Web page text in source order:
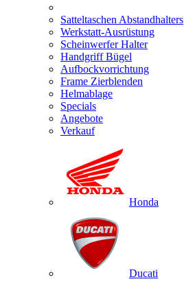
Satteltaschen Abstandhalters
Werkstatt-Ausrüstung
Scheinwerfer Halter
Handgriff Bügel
Aufbockvorrichtung
Frame Zierblenden
Helmablage
Specials
Angebote
Verkauf
Honda
Ducati